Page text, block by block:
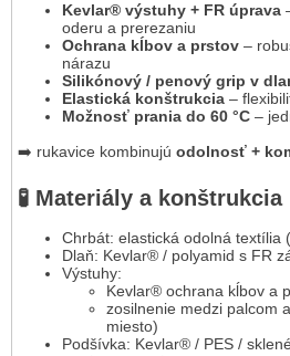
Kevlar® výstuhy + FR úprava
oderu a prerezaniu
Ochrana kĺbov a prstov –
nárazu
Silikónový / penový grip v
Elastická konštrukcia –
Možnosť prania do 60 °C –
➡️ rukavice kombinujú odolnosť +
🧪 Materiály a konštrukcia
Chrbát: elastická odolná textília
Dlaň: Kevlar® / polyamid s FR
Výstuhy:
Kevlar® ochrana kĺbov a
zosilnenie medzi palcom
miesto)
Podšívka: Kevlar® / PES /